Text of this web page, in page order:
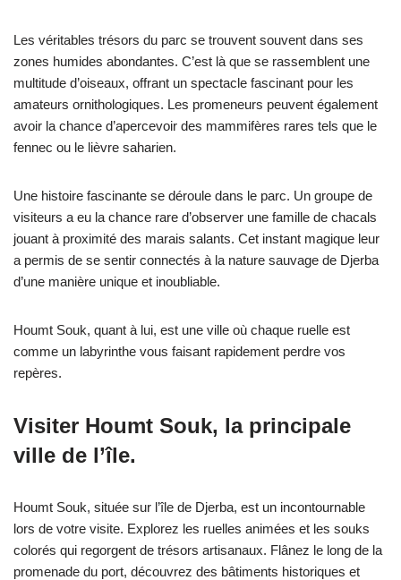
Les véritables trésors du parc se trouvent souvent dans ses
zones humides abondantes. C’est là que se rassemblent une
multitude d’oiseaux, offrant un spectacle fascinant pour les
amateurs ornithologiques. Les promeneurs peuvent également
avoir la chance d’apercevoir des mammifères rares tels que le
fennec ou le lièvre saharien.
Une histoire fascinante se déroule dans le parc. Un groupe de
visiteurs a eu la chance rare d’observer une famille de chacals
jouant à proximité des marais salants. Cet instant magique leur
a permis de se sentir connectés à la nature sauvage de Djerba
d’une manière unique et inoubliable.
Houmt Souk, quant à lui, est une ville où chaque ruelle est
comme un labyrinthe vous faisant rapidement perdre vos
repères.
Visiter Houmt Souk, la principale
ville de l’île.
Houmt Souk, située sur l’île de Djerba, est un incontournable
lors de votre visite. Explorez les ruelles animées et les souks
colorés qui regorgent de trésors artisanaux. Flânez le long de la
promenade du port, découvrez des bâtiments historiques et